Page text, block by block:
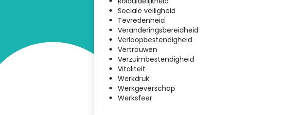
Sociale veiligheid
Tevredenheid
Veranderingsbereidheid
Verloopbestendigheid
Vertrouwen
Verzuimbestendigheid
Vitaliteit
Werkdruk
Werkgeverschap
Werksfeer